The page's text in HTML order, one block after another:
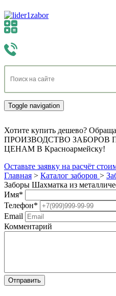
Toggle navigation
Хотите купить дешево?
ПРОИЗВОДСТВО
ЦЕНАМ В Красноармейску!
Оставьте заявку на расчёт
Главная > Каталог заборов >
Заборы Шахматка из
Имя*
Телефон*
Email
Комментарий